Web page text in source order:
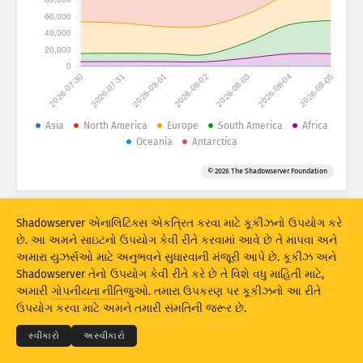
આ પ્રમાણે ગ્રૂપ કરો
Stacking
ઓવરલેપિંગ
પરિણામોને આપમેળે અદ્યતન કરે
અદ્યતન રીસેટ
IoT ઉપકરણ ફિંગરપ્રિંટિંગ અને હનીપોટ હુમલાના આંકડાઓ EU ની કનેક્ટિંગ યુરોપ
ફેસિલિટી દ્વારા સહ-ધિરાણ મેળવે છે.
2026-07-30 2026-07-31 2026-08-01 2026-08-02 2026-08-03 2026-08-04 2026-08-05
0
20,000
40,000
60,000
Asia North America Europe South America
Africa
Oceania
Antarctica
© 2026 The Shadowserver Foundation
© 2026THE SHADOWSERVER FOUNDATION
ગોપનીયતા અને શરતો
અમારો સંપર્ક કરો ક્રેડિટ્સ
Shadowserver એનાલિટિક્સ એકત્રિત કરવા માટે કૂકીઝનો ઉપયોગ કરે
છે. આ અમને સાઇટનો ઉપયોગ કેવી રીતે કરવામાં આવે છે તે માપવા અને
અમારા યુઝર્સઓ માટે અનુભવને સુધારવાની મંજૂરી આપે છે. કૂકીઝ અને
Shadowserver તેનો ઉપયોગ કેવી રીતે કરે છે તે વિશે વધુ માહિતી માટે,
અમારી ગોપનીયતા નીતિજુઓ. તમારા ઉપકરણ પર કૂકીઝનો આ રીતે
ઉપયોગ કરવા માટે અમને તમારી સંમતિની જરૂર છે.
સ્વીકારો અસ્વીકારો